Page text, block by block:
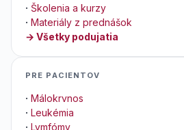
· Školenia a kurzy
· Materiály z prednášok
→ Všetky podujatia
PRE PACIENTOV
· Málokrvnos
· Leukémia
· Lymfómy